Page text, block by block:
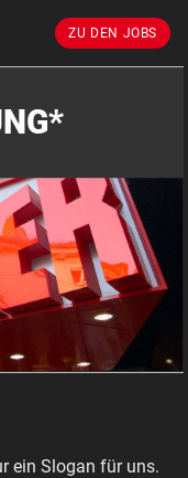
ZU DEN JOBS
ein Slogan für uns.